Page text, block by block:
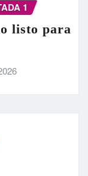
1
listo para